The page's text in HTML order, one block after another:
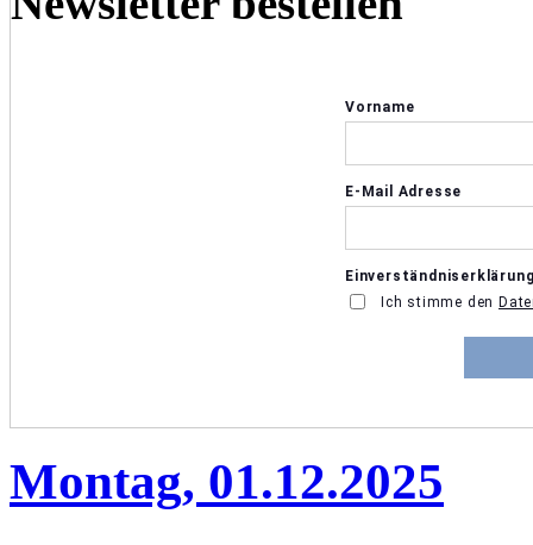
Montag, 01.12.2025